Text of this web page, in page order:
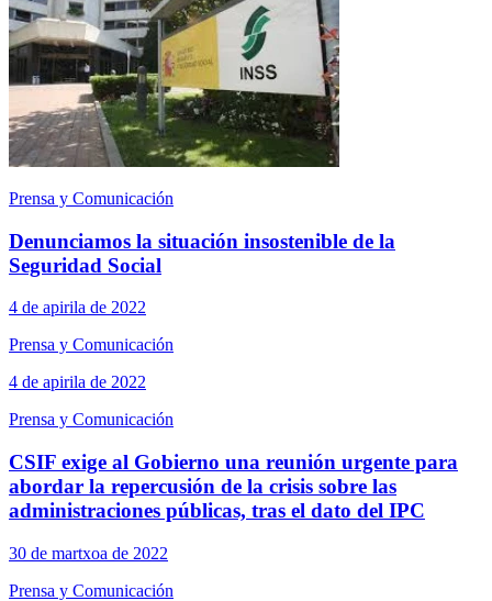
Prensa y Comunicación
Denunciamos la situación insostenible de la
Seguridad Social
4 de apirila de 2022
Prensa y Comunicación
4 de apirila de 2022
Prensa y Comunicación
CSIF exige al Gobierno una reunión urgente para
abordar la repercusión de la crisis sobre las
administraciones públicas, tras el dato del IPC
30 de martxoa de 2022
Prensa y Comunicación